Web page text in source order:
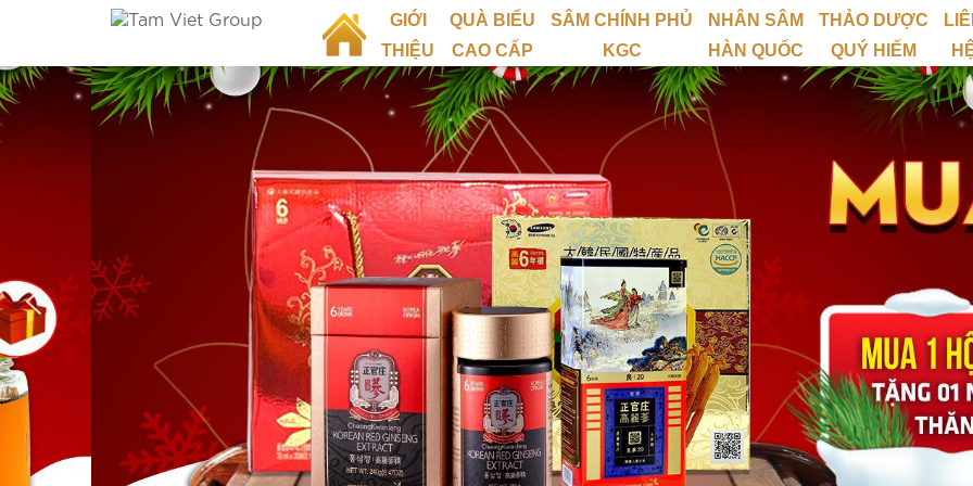
GIỚI
THIỆU
QUÀ BIẾU
CAO CẤP
SÂM CHÍNH PHỦ
KGC
NHÂN SÂM
HÀN QUỐC
THẢO DƯỢC
QUÝ HIẾM